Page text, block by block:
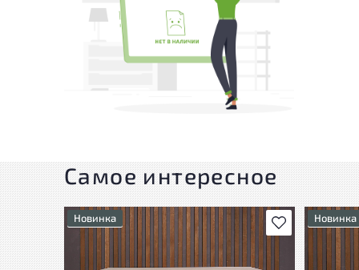
Самое интересное
В избранное
Новинка Новинка